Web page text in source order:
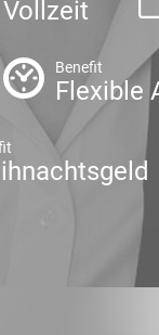
Vollzeit
Benefit
Flexible